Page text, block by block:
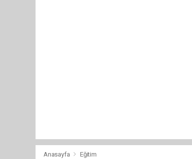
Anasayfa Eğitim